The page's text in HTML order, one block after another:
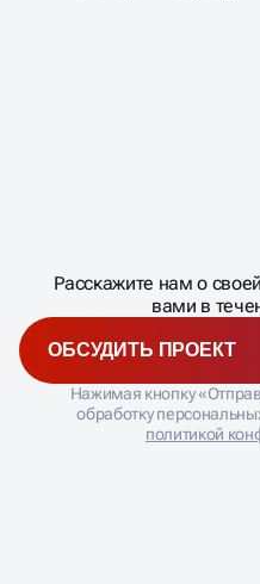
Расскажите нам о
вами в
ОБСУДИТЬ ПРОЕКТ
Нажимая кнопку
обработку
политикой